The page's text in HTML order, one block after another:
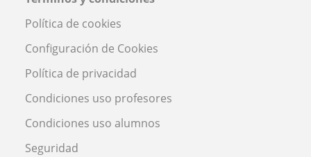
Política de cookies
Configuración de Cookies
Política de privacidad
Condiciones uso profesores
Condiciones uso alumnos
Seguridad